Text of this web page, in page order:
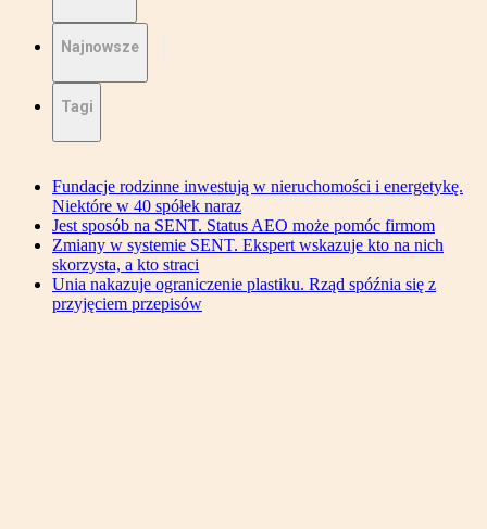
Najnowsze
Tagi
Fundacje rodzinne inwestują w nieruchomości i energetykę.
Niektóre w 40 spółek naraz
Jest sposób na SENT. Status AEO może pomóc firmom
Zmiany w systemie SENT. Ekspert wskazuje kto na nich
skorzysta, a kto straci
Unia nakazuje ograniczenie plastiku. Rząd spóźnia się z
przyjęciem przepisów